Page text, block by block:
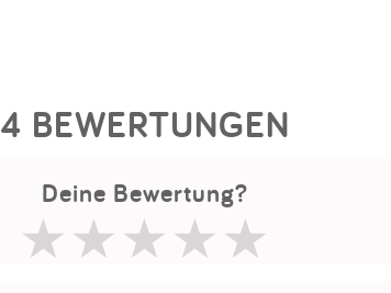
4 BEWERTUNGEN
Deine Bewertung?